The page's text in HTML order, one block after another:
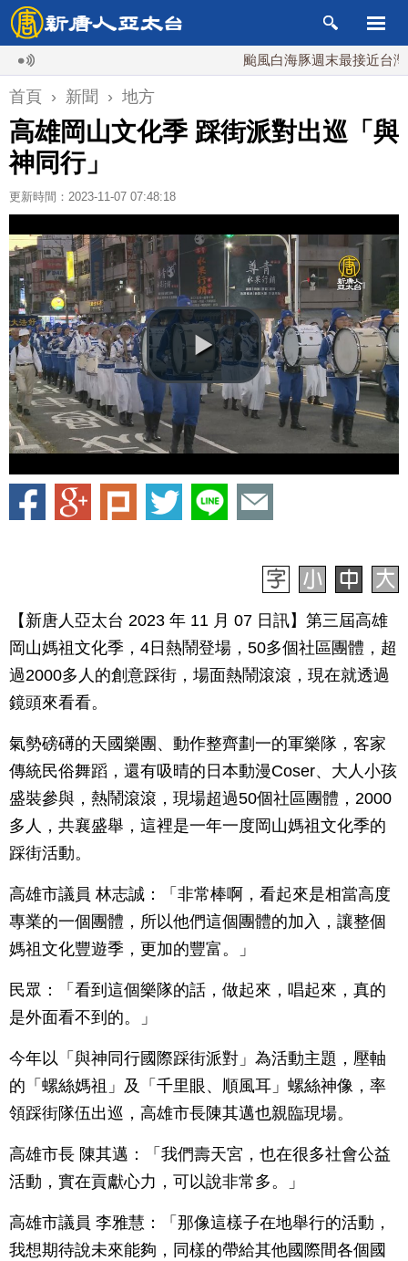
颱風白海豚週末最接近台灣 最快
首頁 › 新聞 › 地方
高雄岡山文化季 踩街派對出巡「與
神同行」
更新時間：2023-11-07 07:48:18
【新唐人亞太台 2023 年 11 月 07 日訊】第三屆高雄
岡山媽祖文化季，4日熱鬧登場，50多個社區團體，超
過2000多人的創意踩街，場面熱鬧滾滾，現在就透過
鏡頭來看看。
氣勢磅礡的天國樂團、動作整齊劃一的軍樂隊，客家
傳統民俗舞蹈，還有吸晴的日本動漫Coser、大人小孩
盛裝參與，熱鬧滾滾，現場超過50個社區團體，2000
多人，共襄盛舉，這裡是一年一度岡山媽祖文化季的
踩街活動。
高雄市議員 林志誠：「非常棒啊，看起來是相當高度
專業的一個團體，所以他們這個團體的加入，讓整個
媽祖文化豐遊季，更加的豐富。」
民眾：「看到這個樂隊的話，做起來，唱起來，真的
是外面看不到的。」
今年以「與神同行國際踩街派對」為活動主題，壓軸
的「螺絲媽祖」及「千里眼、順風耳」螺絲神像，率
領踩街隊伍出巡，高雄市長陳其邁也親臨現場。
高雄市長 陳其邁：「我們壽天宮，也在很多社會公益
活動，實在貢獻心力，可以說非常多。」
高雄市議員 李雅慧：「那像這樣子在地舉行的活動，
我想期待說未來能夠，同樣的帶給其他國際間各個國